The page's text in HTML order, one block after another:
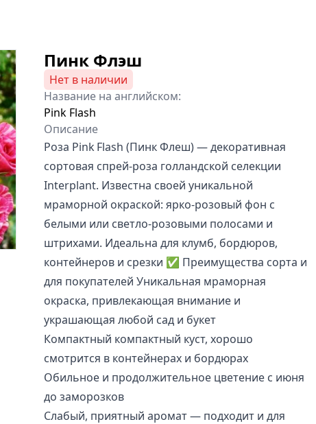
Пинк Флэш
Нет в наличии
Название на английском:
Pink Flash
Описание
Роза Pink Flash (Пинк Флеш) — декоративная
сортовая спрей‑роза голландской селекции
Interplant. Известна своей уникальной
мраморной окраской: ярко‑розовый фон с
белыми или светло‑розовыми полосами и
штрихами. Идеальна для клумб, бордюров,
контейнеров и срезки ✅ Преимущества сорта и
для покупателей Уникальная мраморная
окраска, привлекающая внимание и
украшающая любой сад и букет
Компактный компактный куст, хорошо
смотрится в контейнерах и бордюрах
Обильное и продолжительное цветение с июня
до заморозков
Слабый, приятный аромат — подходит и для